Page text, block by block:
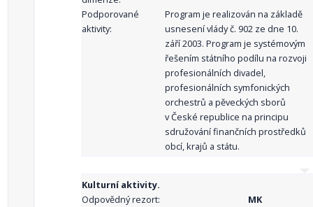
Podporované
aktivity:
Program je realizován na základě
usnesení vlády č. 902 ze dne 10.
září 2003. Program je systémovým
řešením státního podílu na rozvoji
profesionálních divadel,
profesionálních symfonických
orchestrů a pěveckých sborů
v České republice na principu
sdružování finančních prostředků
obcí, krajů a státu.
Kulturní aktivity.
Odpovědný rezort:
MK